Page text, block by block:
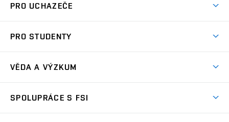
PRO UCHAZEČE
Ambasadoři studia
Zápisy
PRO STUDENTY
Studijní předpisy
VĚDA A VÝZKUM
SPOLUPRÁCE S FSI